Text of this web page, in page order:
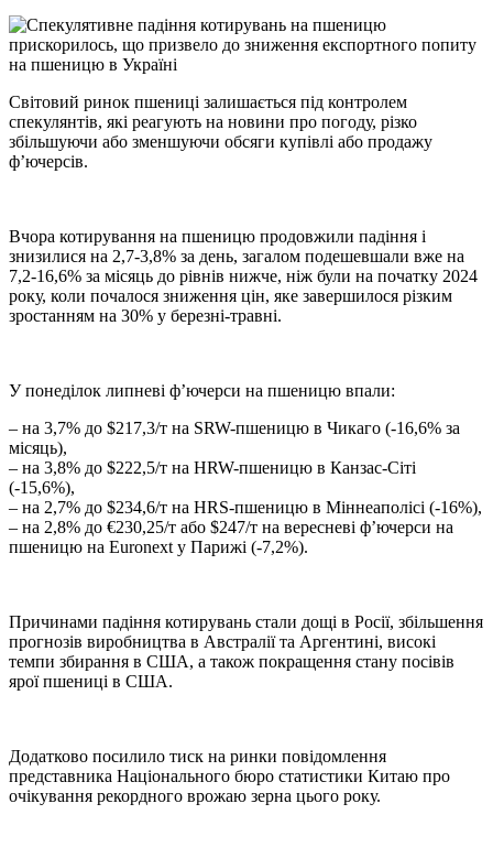
Link
Print
Світовий ринок пшениці залишається під контролем
спекулянтів, які реагують на новини про погоду, різко
збільшуючи або зменшуючи обсяги купівлі або продажу
ф’ючерсів.
Вчора котирування на пшеницю продовжили падіння і
знизилися на 2,7-3,8% за день, загалом подешевшали вже на
7,2-16,6% за місяць до рівнів нижче, ніж були на початку 2024
року, коли почалося зниження цін, яке завершилося різким
зростанням на 30% у березні-травні.
У понеділок липневі ф’ючерси на пшеницю впали:
– на 3,7% до $217,3/т на SRW-пшеницю в Чикаго (-16,6% за
місяць),
– на 3,8% до $222,5/т на HRW-пшеницю в Канзас-Сіті
(-15,6%),
– на 2,7% до $234,6/т на HRS-пшеницю в Міннеаполісі (-16%),
– на 2,8% до €230,25/т або $247/т на вересневі ф’ючерси на
пшеницю на Euronext у Парижі (-7,2%).
Причинами падіння котирувань стали дощі в Росії, збільшення
прогнозів виробництва в Австралії та Аргентині, високі
темпи збирання в США, а також покращення стану посівів
ярої пшениці в США.
Додатково посилило тиск на ринки повідомлення
представника Національного бюро статистики Китаю про
очікування рекордного врожаю зерна цього року.